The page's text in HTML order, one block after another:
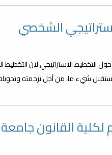
الشخصي
الاستراتيجي لان التخطيط
شيء ما، من أجل ترجمته
لكلية القانون